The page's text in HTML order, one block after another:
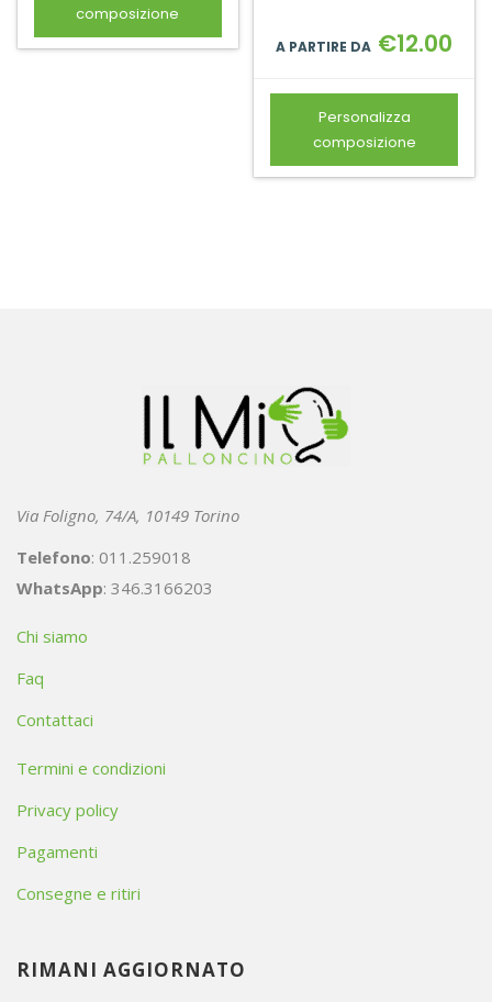
composizione
A PARTIRE DA €12.00
Personalizza
composizione
Via Foligno, 74/A, 10149 Torino
Telefono: 011.259018
WhatsApp: 346.3166203
Chi siamo
Faq
Contattaci
Termini e condizioni
Privacy policy
Pagamenti
Consegne e ritiri
RIMANI AGGIORNATO